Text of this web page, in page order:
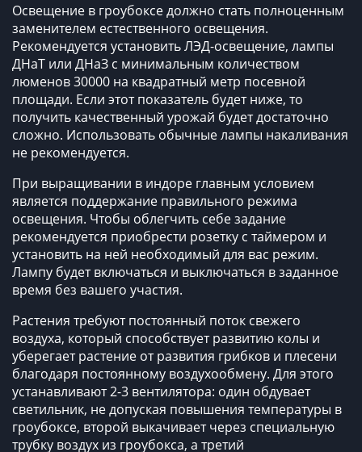
Освещение в гроубоксе должно стать полноценным
заменителем естественного освещения.
Рекомендуется установить ЛЭД-освещение, лампы
ДНаТ или ДНаЗ с минимальным количеством
люменов 30000 на квадратный метр посевной
площади. Если этот показатель будет ниже, то
получить качественный урожай будет достаточно
сложно. Использовать обычные лампы накаливания
не рекомендуется.
При выращивании в индоре главным условием
является поддержание правильного режима
освещения. Чтобы облегчить себе задание
рекомендуется приобрести розетку с таймером и
установить на ней необходимый для вас режим.
Лампу будет включаться и выключаться в заданное
время без вашего участия.
Растения требуют постоянный поток свежего
воздуха, который способствует развитию колы и
уберегает растение от развития грибков и плесени
благодаря постоянному воздухообмену. Для этого
устанавливают 2-3 вентилятора: один обдувает
светильник, не допуская повышения температуры в
гроубоксе, второй выкачивает через специальную
трубку воздух из гроубокса, а третий